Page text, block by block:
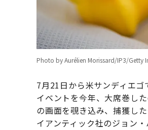
Photo by Aurélien Morissard/IP3/Getty
7月21日から米サンディエ
イベントを今年、大席巻し
の画面を覗き込み、捕獲し
イアンティック社のジョン・